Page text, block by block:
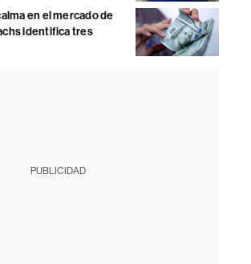
en el mercado de
identifica tres
PUBLICIDAD